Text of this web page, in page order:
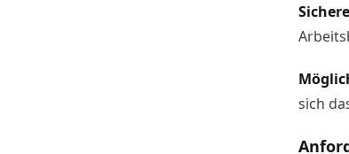
sich